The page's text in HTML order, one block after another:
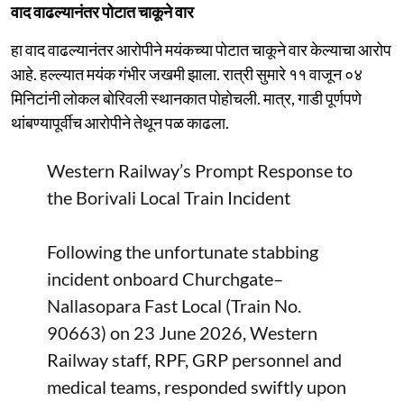
वाद वाढल्यानंतर पोटात चाकूने वार
हा वाद वाढल्यानंतर आरोपीने मयंकच्या पोटात चाकूने वार केल्याचा आरोप
आहे. हल्ल्यात मयंक गंभीर जखमी झाला. रात्री सुमारे ११ वाजून ०४
मिनिटांनी लोकल बोरिवली स्थानकात पोहोचली. मात्र, गाडी पूर्णपणे
थांबण्यापूर्वीच आरोपीने तेथून पळ काढला.
Western Railway’s Prompt Response to
the Borivali Local Train Incident
Following the unfortunate stabbing
incident onboard Churchgate–
Nallasopara Fast Local (Train No.
90663) on 23 June 2026, Western
Railway staff, RPF, GRP personnel and
medical teams, responded swiftly upon